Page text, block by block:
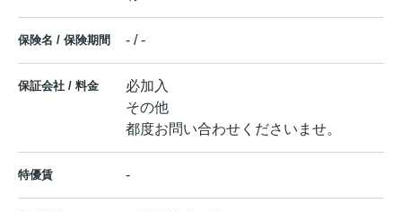
保険名 / 保険期間 - / -
保証会社 / 料金
必加入
その他
都度お問い合わせくださいませ。
特優賃 -